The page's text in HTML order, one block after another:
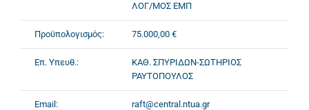
ΛΟΓ/ΜΟΣ ΕΜΠ
Προϋπολογισμός: 75.000,00 €
Επ. Υπευθ.:
ΚΑΘ. ΣΠΥΡΙΔΩΝ-ΣΩΤΗΡΙΟΣ
ΡΑΥΤΟΠΟΥΛΟΣ
Email: raft@central.ntua.gr